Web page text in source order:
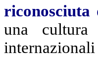
riconosciuta
una